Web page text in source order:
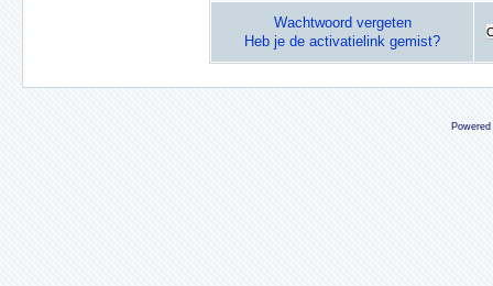
Wachtwoord vergeten
Heb je de activatielink gemist?